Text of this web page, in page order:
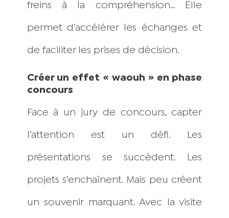
freins à la compréhension… Elle
permet d’accélérer les échanges et
de faciliter les prises de décision.
Créer un effet « waouh » en phase
concours
Face à un jury de concours, capter
l’attention est un défi. Les
présentations se succèdent. Les
projets s’enchaînent. Mais peu créent
un souvenir marquant. Avec la visite